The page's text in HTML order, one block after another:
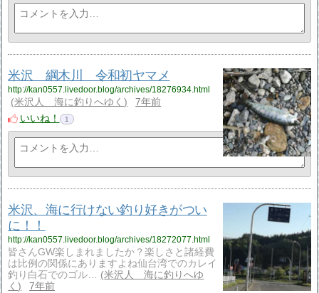
米沢 綱木川 令和初ヤマメ
http://kan0557.livedoor.blog/archives/18276934.html
米沢人 海に釣りへゆく
7年前
いいね！
1
米沢、海に行けない釣り好きがつい
に！！
http://kan0557.livedoor.blog/archives/18272077.html
皆さんGW楽しまれましたか？楽しさと諸経費
は比例の関係にありますよね仙台湾でのカレイ
釣り白石でのゴル…
米沢人 海に釣りへゆ
く
7年前